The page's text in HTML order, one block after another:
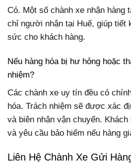
Có. Một số chành xe nhận hàng
chỉ người nhận tại Huế, giúp tiết
sức cho khách hàng.
Nếu hàng hóa bị hư hỏng hoặc
nhiệm?
Các chành xe uy tín đều có
hóa. Trách nhiệm sẽ được xác
và biên nhận vận chuyển.
và yêu cầu bảo hiểm nếu hàng
Liên Hệ Chành Xe Gửi